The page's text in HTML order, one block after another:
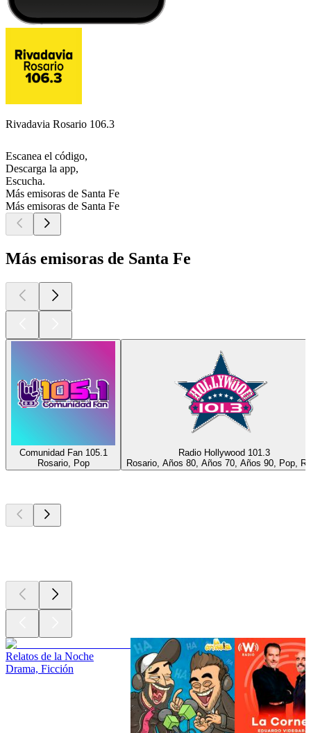
Rivadavia Rosario 106.3
Escanea el código,
Descarga la app,
Escucha.
Más emisoras de Santa Fe
Más emisoras de Santa Fe
Más emisoras de Santa Fe
Comunidad Fan 105.1
Rosario, Pop
Radio Hollywood 101.3
Rosario, Años 80, Años 70, Años 90, Pop,
Relatos de la Noche
Drama, Ficción